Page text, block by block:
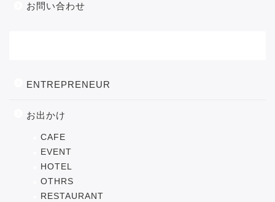
お問い合わせ
ENTREPRENEUR
お出かけ
CAFE
EVENT
HOTEL
OTHRS
RESTAURANT